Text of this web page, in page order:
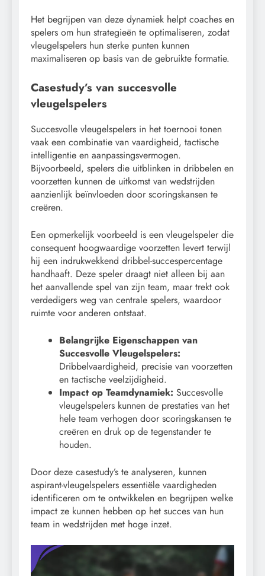
Het begrijpen van deze dynamiek helpt coaches en
spelers om hun strategieën te optimaliseren, zodat
vleugelspelers hun sterke punten kunnen
maximaliseren op basis van de gebruikte formatie.
Casestudy’s van succesvolle
vleugelspelers
Succesvolle vleugelspelers in het toernooi tonen
vaak een combinatie van vaardigheid, tactische
intelligentie en aanpassingsvermogen.
Bijvoorbeeld, spelers die uitblinken in dribbelen en
voorzetten kunnen de uitkomst van wedstrijden
aanzienlijk beïnvloeden door scoringskansen te
creëren.
Een opmerkelijk voorbeeld is een vleugelspeler die
consequent hoogwaardige voorzetten levert terwijl
hij een indrukwekkend dribbel-succespercentage
handhaaft. Deze speler draagt niet alleen bij aan
het aanvallende spel van zijn team, maar trekt ook
verdedigers weg van centrale spelers, waardoor
ruimte voor anderen ontstaat.
Belangrijke Eigenschappen van
Succesvolle Vleugelspelers:
Dribbelvaardigheid, precisie van voorzetten
en tactische veelzijdigheid.
Impact op Teamdynamiek: Succesvolle
vleugelspelers kunnen de prestaties van het
hele team verhogen door scoringskansen te
creëren en druk op de tegenstander te
houden.
Door deze casestudy’s te analyseren, kunnen
aspirant-vleugelspelers essentiële vaardigheden
identificeren om te ontwikkelen en begrijpen welke
impact ze kunnen hebben op het succes van hun
team in wedstrijden met hoge inzet.